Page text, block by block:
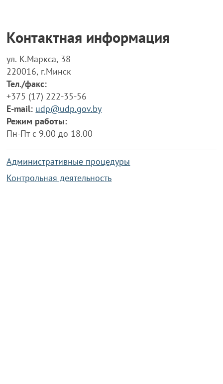
Контактная информация
ул. К.Маркса, 38
220016, г.Минск
Тел./факс:
+375 (17) 222-35-56
E-mail: udp@udp.gov.by
Режим работы:
Пн-Пт с 9.00 до 18.00
Административные процедуры
Контрольная деятельность